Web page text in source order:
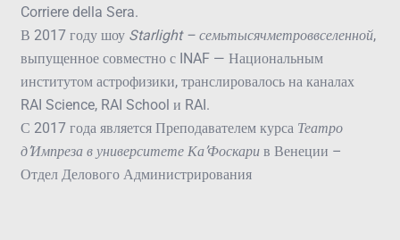
Corriere della Sera.
В 2017 году шоу Starlight– семьтысячметроввселенной,
выпущенное совместно с INAF — Национальным
институтом астрофизики, транслировалось на каналах
RAI Science, RAI School и RAI.
С 2017 года является Преподавателем курса Театро
д’Импреза в университете Ка’Фоскарив Венеции –
Отдел Делового Администрирования